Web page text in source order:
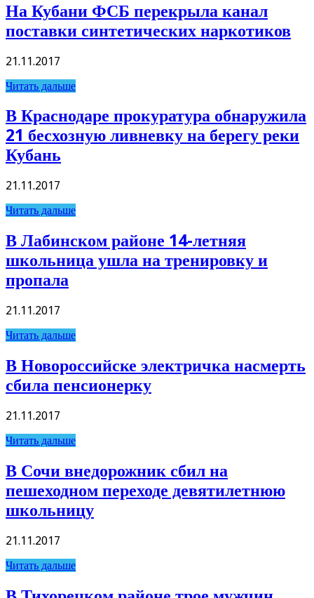
На Кубани ФСБ перекрыла канал
поставки синтетических наркотиков
21.11.2017
Читать дальше
В Краснодаре прокуратура обнаружила
21 бесхозную ливневку на берегу реки
Кубань
21.11.2017
Читать дальше
В Лабинском районе 14-летняя
школьница ушла на тренировку и
пропала
21.11.2017
Читать дальше
В Новороссийске электричка насмерть
сбила пенсионерку
21.11.2017
Читать дальше
В Сочи внедорожник сбил на
пешеходном переходе девятилетнюю
школьницу
21.11.2017
Читать дальше